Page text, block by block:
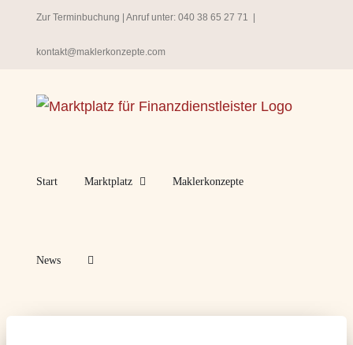
springen
Zur Terminbuchung | Anruf unter: 040 38 65 27 71
kontakt@maklerkonzepte.com
Start Marktplatz Maklerkonzepte
News